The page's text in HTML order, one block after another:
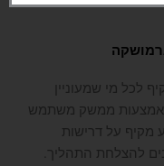
לכל מי שמעוניין
באמצעות ממשק משתמש
מקיף על דרישות
להצלחת התהליך.